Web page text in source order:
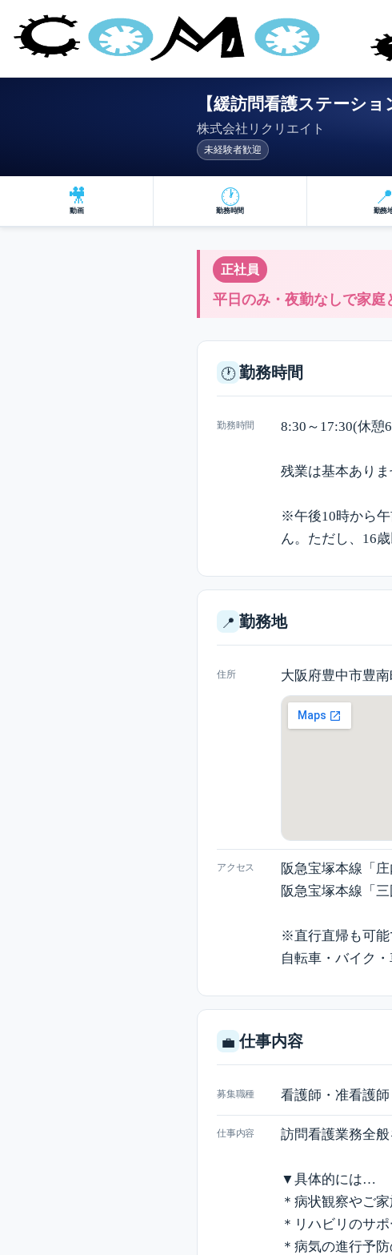
【緩訪問看護ステーシ
株式会社リクリエイト
未経験者歓迎
🎥
動画
🕐
勤務時間
📍
勤務
正社員
平日のみ・夜勤なしで家
🕐 勤務時間
勤務時間 8:30～17:30(休憩
残業は基本ありま
※午後10時から
ん。ただし、16
📍 勤務地
住所 大阪府豊中市豊
アクセス
阪急宝塚本線「
阪急宝塚本線「
※直行直帰も可
自転車・バイク・
💼 仕事内容
募集職種 看護師・准看護師
仕事内容 訪問看護業務全般
▼具体的には…
＊病状観察やご
＊リハビリのサポ
＊病気の進行予